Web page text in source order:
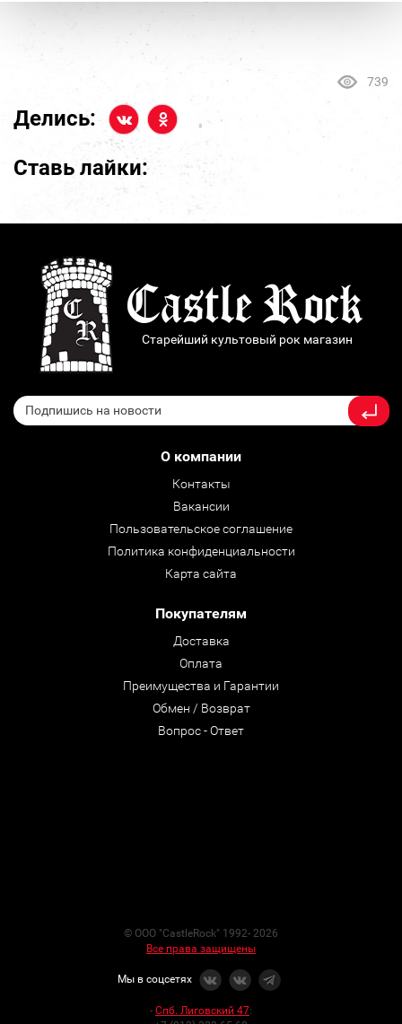
739
Делись:
Ставь лайки:
Старейший культовый рок магазин
О компании
Контакты
Вакансии
Пользовательское соглашение
Политика конфиденциальности
Карта сайта
Покупателям
Доставка
Оплата
Преимущества и Гарантии
Обмен / Возврат
Вопрос - Ответ
© ООО "CastleRock" 1992- 2026
Все права защищены
Мы в соцсетях
- Спб. Лиговский 47: